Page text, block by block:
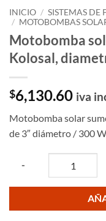
INICIO / SISTEMAS DE
/ MOTOBOMBAS
Motobomba
Kolosal,
$6,130.60 iva
Motobomba solar
de 3″ diámetro / 300
-